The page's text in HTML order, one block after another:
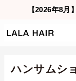
【2026年8月
ハンサムシ